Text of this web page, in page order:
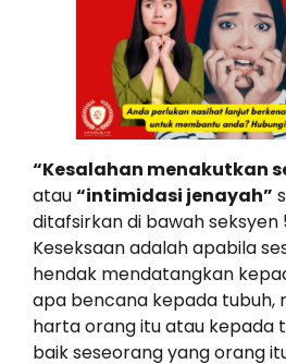
“Kesalahan menakutkan
atau“intimidasi jenayah”
ditafsirkan di bawah seksyen
Keseksaan adalah apabila
hendak mendatangkan
apa bencana kepada tubuh,
harta orang itu atau kepada
baik seseorang yang orang